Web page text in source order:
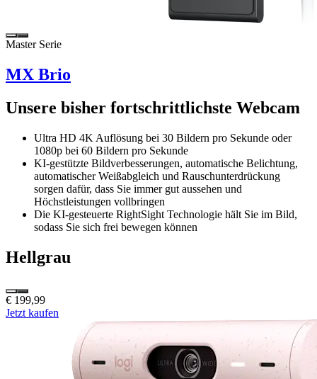
Master Serie
MX Brio
Unsere bisher fortschrittlichste Webcam
Ultra HD 4K Auflösung bei 30 Bildern pro Sekunde oder
1080p bei 60 Bildern pro Sekunde
KI-gestützte Bildverbesserungen, automatische Belichtung,
automatischer Weißabgleich und Rauschunterdrückung
sorgen dafür, dass Sie immer gut aussehen und
Höchstleistungen vollbringen
Die KI-gesteuerte RightSight Technologie hält Sie im Bild,
sodass Sie sich frei bewegen können
Hellgrau
€ 199,99
Jetzt kaufen